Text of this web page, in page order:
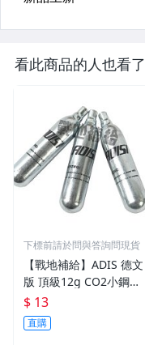
看此商品的人也看了
下標前請於問與答詢問現貨
【戰地補給】ADIS 德文
版 頂級12g CO2小鋼瓶
(品質穩定、壓力足、氣
體乾淨)
$ 13
直購